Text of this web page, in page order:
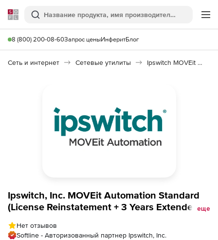
Softline
Поиск
8 (800) 200-08-60Запрос ценыИнферитБлог
Сеть и интернет Сетевые утилиты Ipswitch MOVEit Automation Standard
Ipswitch, Inc. MOVEit Automation Standard
(License Reinstatement + 3 Years Extended
production - Win
еще
Нет отзывов
Softline - Авторизованный партнер Ipswitch, Inc.